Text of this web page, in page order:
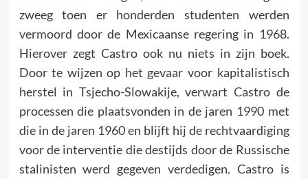
zweeg toen er honderden studenten werden
vermoord door de Mexicaanse regering in 1968.
Hierover zegt Castro ook nu niets in zijn boek.
Door te wijzen op het gevaar voor kapitalistisch
herstel in Tsjecho-Slowakije, verwart Castro de
processen die plaatsvonden in de jaren 1990 met
die in de jaren 1960 en blijft hij de rechtvaardiging
voor de interventie die destijds door de Russische
stalinisten werd gegeven verdedigen. Castro is